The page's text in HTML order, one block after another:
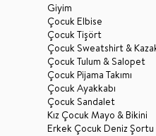
Giyim
Çocuk Elbise
Çocuk Tişört
Çocuk Sweatshirt &
Çocuk Tulum & Salopet
Çocuk Pijama Takımı
Çocuk Ayakkabı
Çocuk Sandalet
Kız Çocuk Mayo & Bikini
Erkek Çocuk Deniz Şortu